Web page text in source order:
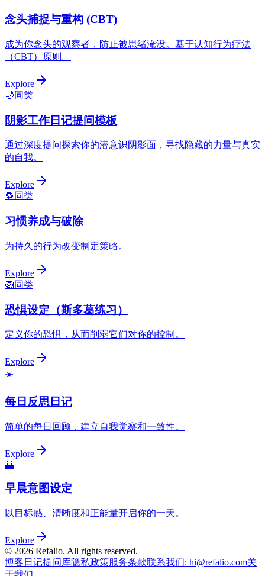
念头捕捉与重构 (CBT)
成为你念头的观察者，防止被思绪淹没。基于认知行为疗法
（CBT）原则。
Explore
🌙同类
阴影工作日记提问模板
通过深度提问探索你的潜意识阴影面，寻找隐藏的力量与真实
的自我。
Explore
🔁 同类
习惯养成与破除
为持久的行为改变制定策略。
Explore
🦁同类
恐惧设定（斯多葛练习）
定义你的恐惧，从而削弱它们对你的控制。
Explore
☀️
每日反思日记
简单的每日回顾，建立自我觉察和一致性。
Explore
🌅
早晨意图设定
以目标感、清晰度和正能量开启你的一天。
Explore
© 2026 Refalio. All rights reserved.
博客 日记提问库隐私政策服务条款联系我们: hi@refalio.com关